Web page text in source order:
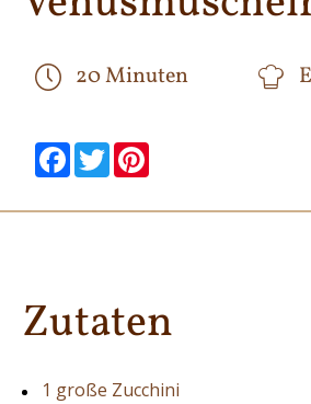
20 Minuten
null
Facebook
null null
Twitter
null null
null
Zutaten
1 große Zucchini